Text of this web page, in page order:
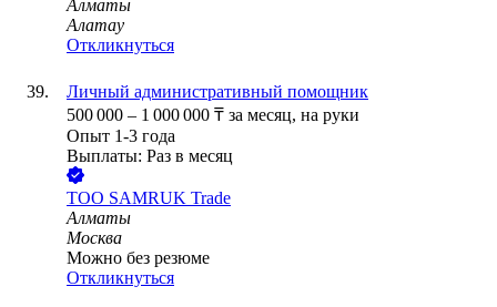
Алматы
Алатау
Откликнуться
Личный административный помощник
500 000 – 1 000 000 ₸ за месяц, на руки
Опыт 1-3 года
Выплаты: Раз в месяц
ТОО SAMRUK Trade
Алматы
Москва
Можно без резюме
Откликнуться